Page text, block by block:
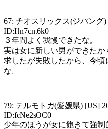
67: チオスリックス(ジパング)
ID:Hn7cnt6k0
３年間よく我慢できたな。
実は女に新しい男ができた
求したが失敗したから、今
な。
79: テルモトガ(愛媛県) [US]
ID:fcNe2sOC0
少年のほうが女に飽きて強